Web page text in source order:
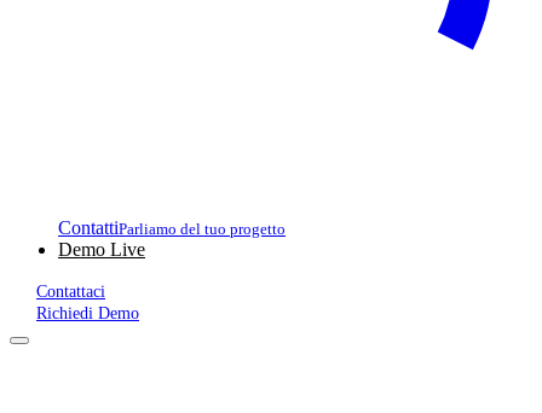
ContattiParliamo del tuo progetto
Demo Live
Contattaci
Richiedi Demo